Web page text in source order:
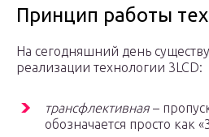
Принцип работы
На сегодняшний день
реализации технологии 3LCD:
трансфлективная –
обозначается просто как